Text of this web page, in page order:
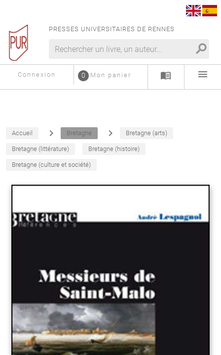
PRESSES UNIVERSITAIRES DE RENNES
search
Connexion Mon panier
0 menu_book menu
Accueil navigate_next Bretagne navigate_next Bretagne (arts)
Bretagne (littérature) Bretagne (histoire)
Bretagne (culture et société)